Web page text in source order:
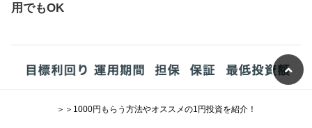
用でもOK
＞＞1000円もらう方法やオススメの1円投資を紹介！